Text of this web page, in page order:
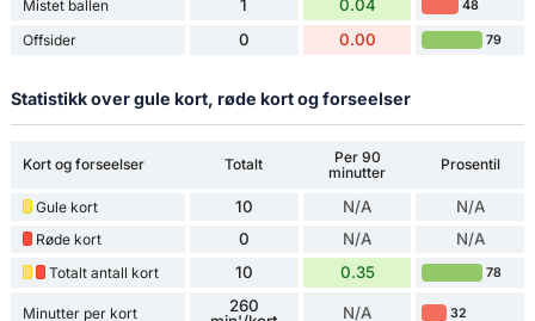
Mistet ballen 1 0.04 48
Offsider 0 0.00 79
Statistikk over gule kort, røde kort og forseelser
Kort og forseelser Totalt
Per 90
minutter
Prosentil
Gule kort 10 N/A N/A
Røde kort 0 N/A N/A
Totalt antall kort 10 0.35 78
Minutter per kort
260
N/A 32